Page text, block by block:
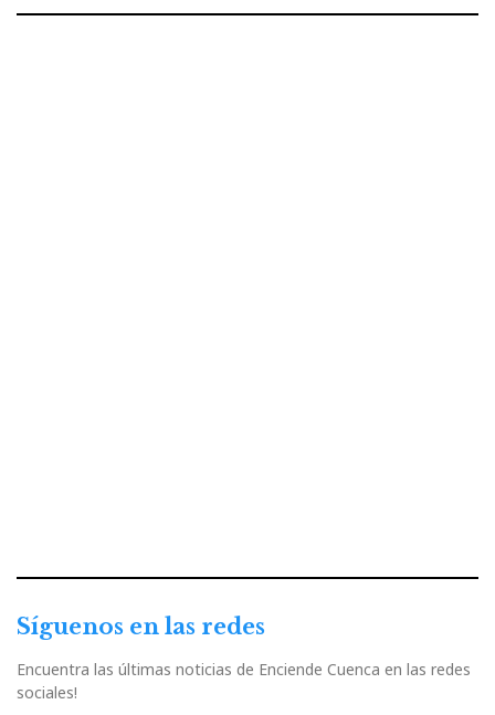
Síguenos en las redes
Encuentra las últimas noticias de Enciende Cuenca en las redes
sociales!